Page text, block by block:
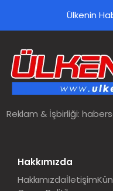
Ülkenin
Reklam & İşbirliği:
Hakkımızda
Hakkımızdaİletişim